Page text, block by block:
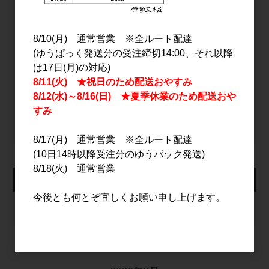
ログイン
パスワードをお忘れの方
8/10(月) 通常営業 ※全ルート配達
(ゆうぱっく発送分の受注締切14:00、それ以降
は17日(月)の対応)
8/11(火) ★祝日のため配送おやすみ
8/12(水)～8/16(日) ★夏季休業のため配送おや
すみ
8/17(月) 通常営業 ※全ルート配達
(10日14時以降受注分のゆうパック発送)
8/18(火) 通常営業
今後とも何とぞ宜しくお願い申し上げます。